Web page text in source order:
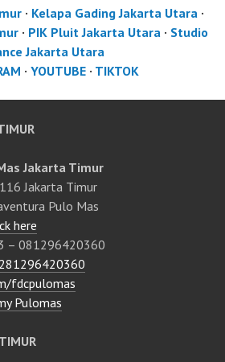
· Kelapa Gading Jakarta Utara ·
· PIK Pluit Jakarta Utara · Studio
Jakarta Utara
· YOUTUBE· TIKTOK
Jakarta Timur
Jakarta Timur
Pulo Mas
here
– 081296420360
fdcpulomas
Pulomas